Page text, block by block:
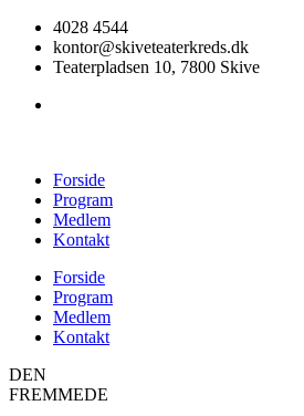
4028 4544
kontor@skiveteaterkreds.dk
Teaterpladsen 10, 7800 Skive
Forside
Program
Medlem
Kontakt
Forside
Program
Medlem
Kontakt
DEN
FREMMEDE